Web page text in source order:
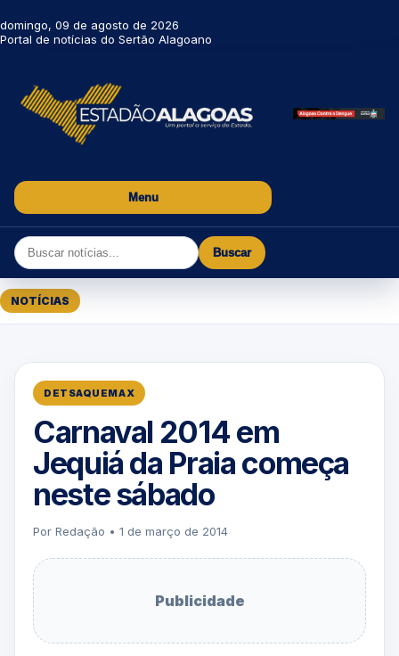
domingo, 09 de agosto de 2026
Portal de notícias do Sertão Alagoano
Menu
Buscar
NOTÍCIAS
DETSAQUEMAX
Carnaval 2014 em
Jequiá da Praia começa
neste sábado
Por Redação • 1 de março de 2014
Publicidade